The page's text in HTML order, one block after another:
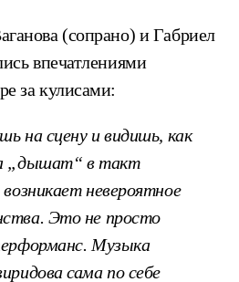
(сопрано) и Габриел
впечатлениями
за кулисами:
на сцену и видишь, как
„дышат“ в такт
невероятное
Это не просто
Музыка
сама по себе